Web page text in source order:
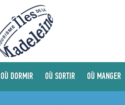
OÙ DORMIR OÙ SORTIR OÙ MANGER